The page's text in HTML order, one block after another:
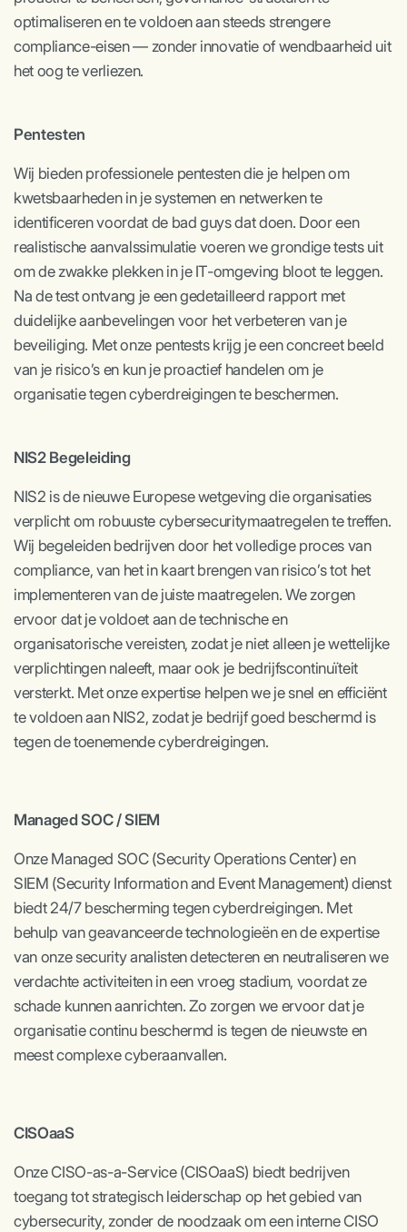
optimaliseren en te voldoen aan steeds strengere
compliance-eisen — zonder innovatie of wendbaarheid uit
het oog te verliezen.
Pentesten
Wij bieden professionele pentesten die je helpen om
kwetsbaarheden in je systemen en netwerken te
identificeren voordat de bad guys dat doen. Door een
realistische aanvalssimulatie voeren we grondige tests uit
om de zwakke plekken in je IT-omgeving bloot te leggen.
Na de test ontvang je een gedetailleerd rapport met
duidelijke aanbevelingen voor het verbeteren van je
beveiliging. Met onze pentests krijg je een concreet beeld
van je risico’s en kun je proactief handelen om je
organisatie tegen cyberdreigingen te beschermen.
NIS2 Begeleiding
NIS2 is de nieuwe Europese wetgeving die organisaties
verplicht om robuuste cybersecuritymaatregelen te treffen.
Wij begeleiden bedrijven door het volledige proces van
compliance, van het in kaart brengen van risico’s tot het
implementeren van de juiste maatregelen. We zorgen
ervoor dat je voldoet aan de technische en
organisatorische vereisten, zodat je niet alleen je wettelijke
verplichtingen naleeft, maar ook je bedrijfscontinuïteit
versterkt. Met onze expertise helpen we je snel en efficiënt
te voldoen aan NIS2, zodat je bedrijf goed beschermd is
tegen de toenemende cyberdreigingen.
Managed SOC / SIEM
Onze Managed SOC (Security Operations Center) en
SIEM (Security Information and Event Management) dienst
biedt 24/7 bescherming tegen cyberdreigingen. Met
behulp van geavanceerde technologieën en de expertise
van onze security analisten detecteren en neutraliseren we
verdachte activiteiten in een vroeg stadium, voordat ze
schade kunnen aanrichten. Zo zorgen we ervoor dat je
organisatie continu beschermd is tegen de nieuwste en
meest complexe cyberaanvallen.
CISOaaS
Onze CISO-as-a-Service (CISOaaS) biedt bedrijven
toegang tot strategisch leiderschap op het gebied van
cybersecurity, zonder de noodzaak om een interne CISO